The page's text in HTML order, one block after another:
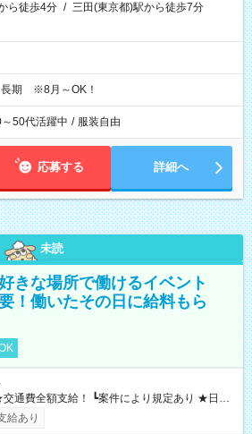
ら徒歩4分 / 三田(東京都)駅から徒歩7分
長期 ※8月～OK！
50代活躍中 / 服装自由
応募する 詳細へ
未読
きな場所で働けるイベント
！働いたその日に給料もら
り） ┗働いたその日に現金GET♪ お仕事後はコ
い分を引き落とせます！ 【試用期間】試
給あり